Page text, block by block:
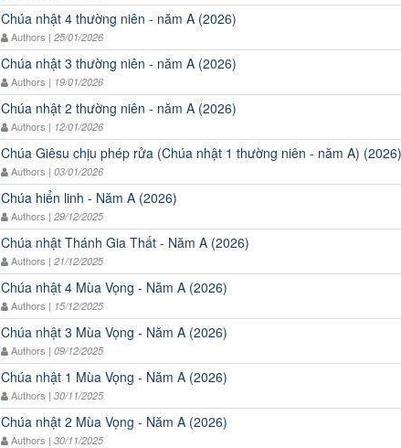
Chúa nhật 4 thường niên - năm A (2026)
Authors | 25/01/2026
Chúa nhật 3 thường niên - năm A (2026)
Authors | 19/01/2026
Chúa nhật 2 thường niên - năm A (2026)
Authors | 12/01/2026
Chúa Giêsu chịu phép rửa (Chúa nhật 1 thường niên - năm A) (2026)
Authors | 03/01/2026
Chúa hiển linh - Năm A (2026)
Authors | 29/12/2025
Chúa nhật Thánh Gia Thất - Năm A (2026)
Authors | 21/12/2025
Chúa nhật 4 Mùa Vọng - Năm A (2026)
Authors | 15/12/2025
Chúa nhật 3 Mùa Vọng - Năm A (2026)
Authors | 09/12/2025
Chúa nhật 1 Mùa Vọng - Năm A (2026)
Authors | 30/11/2025
Chúa nhật 2 Mùa Vọng - Năm A (2026)
Authors | 30/11/2025